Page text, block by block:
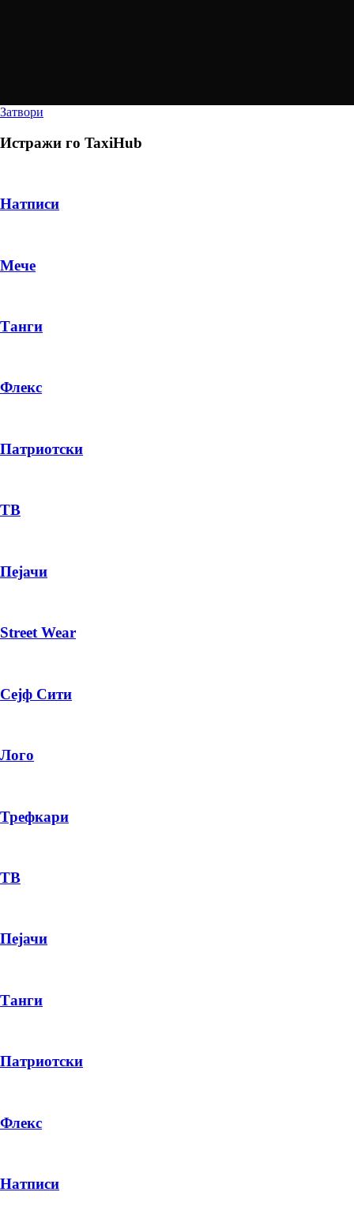
PRODUCT
ПЛАТИ ПРИ ДОСТАВА ВО КЕШ
Затвори
Истражи го TaxiHub
Натписи
Мече
Танги
Флекс
Патриотски
ТВ
Пејачи
Street Wear
Сејф Сити
Лого
Трефкари
ТВ
Пејачи
Танги
Патриотски
Флекс
Натписи